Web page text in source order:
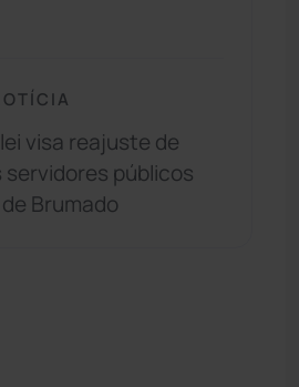
visa reajuste de
servidores públicos
Brumado